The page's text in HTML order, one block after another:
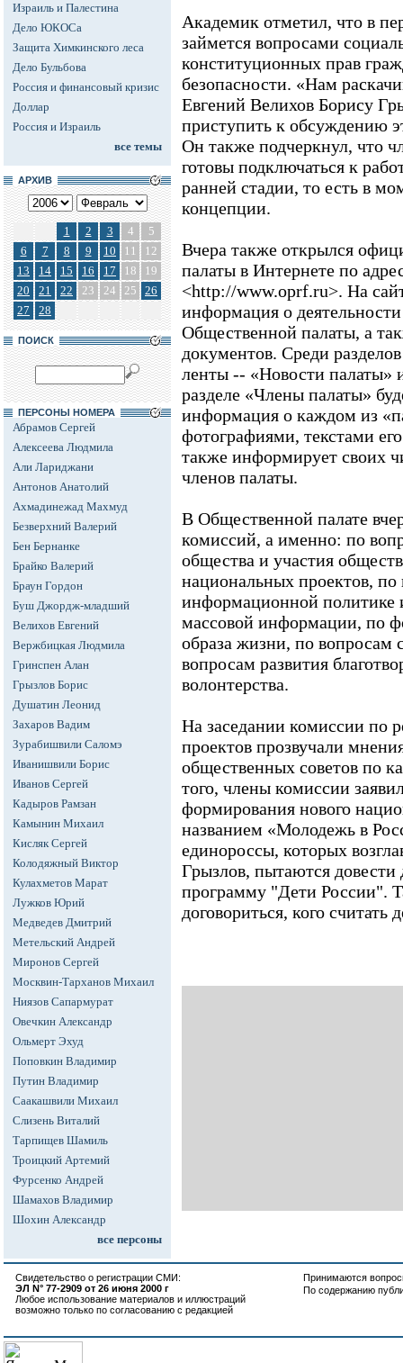
Израиль и Палестина
Дело ЮКОСа
Защита Химкинского леса
Дело Бульбова
Россия и финансовый кризис
Доллар
Россия и Израиль
все темы
АРХИВ
1 2 3 4
5
6
7 8 9 10 11
12
13
14 15 16 17 18
19
20
21 22 23 24 25
26
27
28
ПОИСК
ПЕРСОНЫ НОМЕРА
Абрамов Сергей
Алексеева Людмила
Али Лариджани
Антонов Анатолий
Ахмадинежад Махмуд
Безверхний Валерий
Бен Бернанке
Брайко Валерий
Браун Гордон
Буш Джордж-младший
Велихов Евгений
Вержбицкая Людмила
Гринспен Алан
Грызлов Борис
Душатин Леонид
Захаров Вадим
Зурабишвили Саломэ
Иванишвили Борис
Иванов Сергей
Кадыров Рамзан
Камынин Михаил
Кисляк Сергей
Колодяжный Виктор
Кулахметов Марат
Лужков Юрий
Медведев Дмитрий
Метельский Андрей
Миронов Сергей
Москвин-Тарханов Михаил
Ниязов Сапармурат
Овечкин Александр
Ольмерт Эхуд
Поповкин Владимир
Путин Владимир
Саакашвили Михаил
Слизень Виталий
Тарпищев Шамиль
Троицкий Артемий
Фурсенко Андрей
Шамахов Владимир
Шохин Александр
все персоны
Академик отметил, что в
займется вопросами
конституционных прав
безопасности. «Нам
Евгений Велихов Борису
приступить к обсуждению
Он также подчеркнул, что
готовы подключаться к
ранней стадии, то есть в
концепции.
Вчера также открылся
палаты в Интернете по
<http://www.oprf.ru>. На
информация о
Общественной палаты, а
документов. Среди
ленты -- «Новости палаты»
разделе «Члены палаты»
информация о каждом из
фотографиями, текстами
также информирует своих
членов палаты.
В Общественной палате
комиссий, а именно: по
общества и участия
национальных проектов,
информационной политике
массовой информации, по
образа жизни, по вопросам
вопросам развития
волонтерства.
На заседании комиссии по
проектов прозвучали
общественных советов по
того, члены комиссии
формирования нового
названием «Молодежь в
единороссы, которых
Грызлов, пытаются
программу "Дети России".
договориться, кого
Свидетельство о регистрации СМИ:
ЭЛ N° 77-2909 от 26 июня 2000 г
Любое использование материалов и иллюстраций
возможно только по согласованию с редакцией
Принимаются
По содержанию